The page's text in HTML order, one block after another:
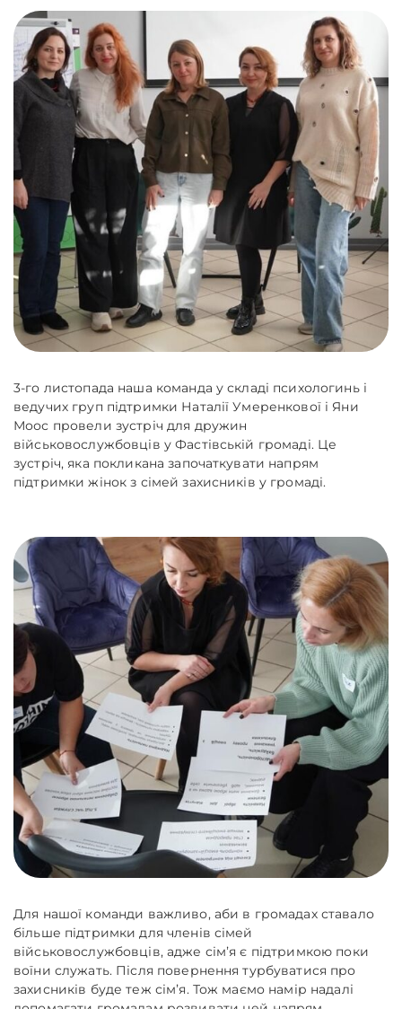
3-го листопада наша команда у складі психологинь і
ведучих груп підтримки Наталії Умеренкової і Яни
Моос провели зустріч для дружин
військовослужбовців у Фастівській громаді. Це
зустріч, яка покликана започаткувати напрям
підтримки жінок з сімей захисників у громаді.
Для нашої команди важливо, аби в громадах ставало
більше підтримки для членів сімей
військовослужбовців, адже сімʼя є підтримкою поки
воїни служать. Після повернення турбуватися про
захисників буде теж сімʼя. Тож маємо намір надалі